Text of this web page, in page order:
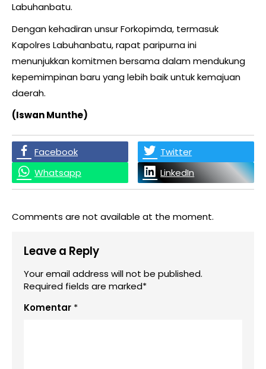
Labuhanbatu.
Dengan kehadiran unsur Forkopimda, termasuk
Kapolres Labuhanbatu, rapat paripurna ini
menunjukkan komitmen bersama dalam mendukung
kepemimpinan baru yang lebih baik untuk kemajuan
daerah.
(Iswan Munthe)
Facebook
Twitter
Whatsapp
LinkedIn
Comments are not available at the moment.
Leave a Reply
Your email address will not be published.
Required fields are marked*
Komentar *